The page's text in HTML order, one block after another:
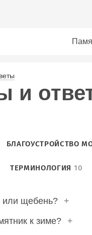
и
БЛАГОУСТРОЙСТВО
ТЕРМИНОЛОГИЯ 10
или щебень?
+
к зиме?
+